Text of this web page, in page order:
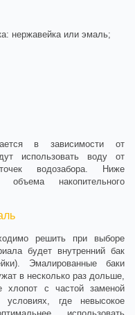
нержавейка или эмаль;
в зависимости от
использовать воду от
водозабора. Ниже
накопительного
решить при выборе
будет внутренний бак
Эмалированные баки
в несколько раз дольше,
с частой заменой
условиях, где невысокое